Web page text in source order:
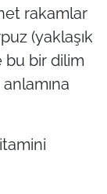
rakamlar
(yaklaşık
bu bir dilim